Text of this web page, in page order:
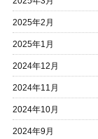
2025年2月
2025年1月
2024年12月
2024年11月
2024年10月
2024年9月